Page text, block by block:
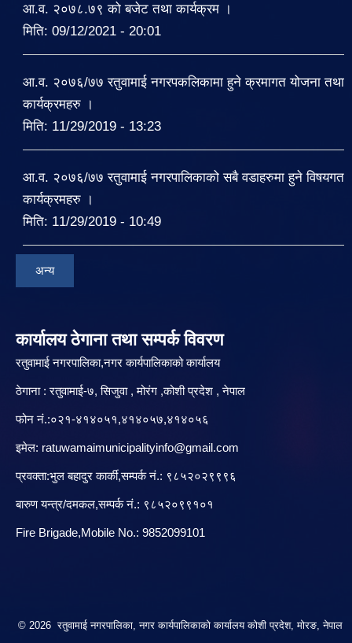
आ.व. २०७८.७९ को बजेट तथा कार्यक्रम ।
मिति: 09/12/2021 - 20:01
आ.व. २०७६/७७ रतुवामाई नगरपकलिकामा हुने क्रमागत योजना तथा
कार्यक्रमहरु ।
मिति: 11/29/2019 - 13:23
आ.व. २०७६/७७ रतुवामाई नगरपालिकाको सबै वडाहरुमा हुने विषयगत
कार्यक्रमहरु ।
मिति: 11/29/2019 - 10:49
अन्य
कार्यालय ठेगाना तथा सम्पर्क विवरण
रतुवामाई नगरपालिका,नगर कार्यपालिकाको कार्यालय
ठेगाना : रतुवामाई-७, सिजुवा , मोरंग ,कोशी प्रदेश , नेपाल
फोन नं.:०२१-४१४०५१,४१४०५७,४१४०५६
इमेल: ratuwamaimunicipalityinfo@gmail.com
प्रवक्ता:भुल बहादुर कार्की,सम्पर्क नं.: ९८५२०२९९९६
बारु‌ण यन्त्र/दमकल,सम्पर्क नं.: ९८५२०९९१०१
Fire Brigade,Mobile No.: 9852099101
© 2026 रतुवामाई नगरपालिका, नगर कार्यपालिकाको कार्यालय कोशी प्रदेश, मोरङ, नेपाल